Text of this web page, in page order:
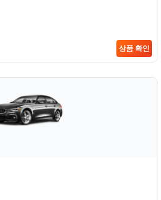
상품 확인